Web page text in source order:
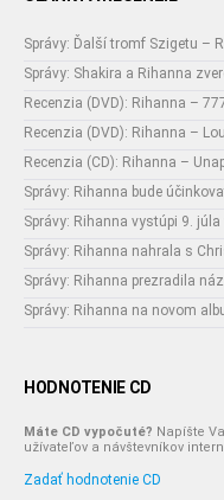
Správy: Ďalší tromf Szigetu –
Správy: Shakira a Rihanna
Recenzia (DVD): Rihanna –
Recenzia (DVD): Rihanna –
Recenzia (CD): Rihanna –
Správy: Rihanna bude
Správy: Rihanna vystúpi 9. júla
Správy: Rihanna nahrala s
Správy: Rihanna prezradila
Správy: Rihanna na novom
HODNOTENIE CD
Máte CD vypočuté? Napíšte
užívateľov a návštevníkov
Zadať hodnotenie CD